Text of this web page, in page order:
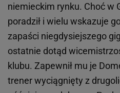
niemieckim rynku. Choć w
poradził i wielu wskazuje
zapaści niegdysiejszego
ostatnie dotąd
klubu. Zapewnił mu je
trener wyciągnięty z